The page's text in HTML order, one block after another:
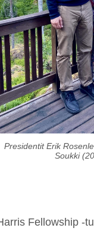
Presidentit Erik
Soukki
Fellowship -